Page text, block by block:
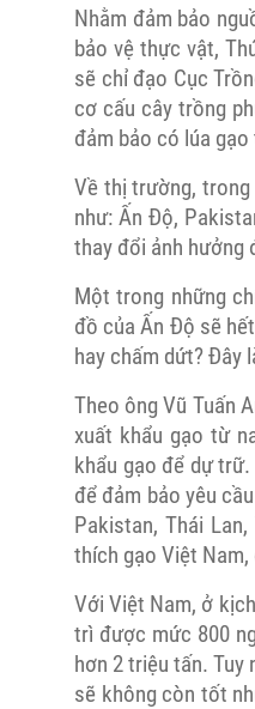
Nhằm đảm bảo
bảo vệ thực vật,
sẽ chỉ đạo Cục
cơ cấu cây trồng
đảm bảo có lúa
Về thị trường,
như: Ấn Độ,
thay đổi ảnh hưởng
Một trong những
đồ của Ấn Độ sẽ
hay chấm dứt? Đây
Theo ông Vũ Tuấn
xuất khẩu gạo từ
khẩu gạo để dự
để đảm bảo yêu
Pakistan, Thái
thích gạo Việt
Với Việt Nam, ở
trì được mức 800
hơn 2 triệu tấn.
sẽ không còn tốt